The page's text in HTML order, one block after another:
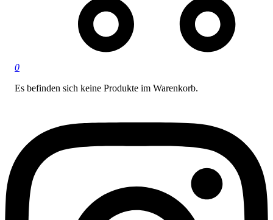
0
Es befinden sich keine Produkte im Warenkorb.